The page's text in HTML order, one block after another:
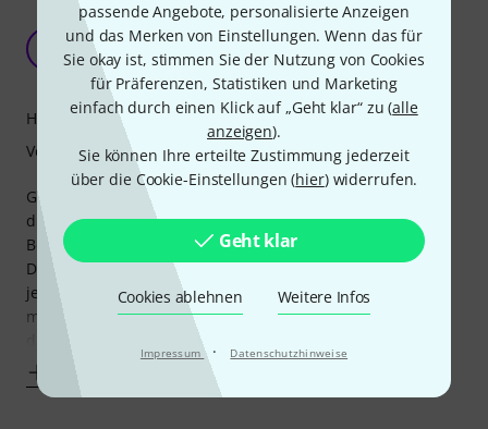
passende Angebote, personalisierte Anzeigen
und das Merken von Einstellungen. Wenn das für
Sie okay ist, stimmen Sie der Nutzung von Cookies
für Präferenzen, Statistiken und Marketing
einfach durch einen Klick auf „Geht klar“ zu (alle
anzeigen).
Sie können Ihre erteilte Zustimmung jederzeit
über die Cookie-Einstellungen (hier) widerrufen.
Geht klar
Cookies ablehnen Weitere Infos
Impressum · Datenschutzhinweise
Offiziell heißt es EK 300 S. Passt auch zum K712
Pro!!
Jim Pansen 20.10.2020
Gutes Kabel, passt auch als Ersatz zu meinen K712 Pro. Da
die genaue Artikelbezeichnung des Kabels in der
Beschreibung oben fehlt, sie lautet: EK 300 S
Die bisherigen Kabel meiner AKG-Kopfhörer haben immer
jeweils 5-6 Jahre gehalten, obwohl ich ungelogen
mindestens einmal täglich mit dem Schreibtischstuhl
drübergerollt bin.. Dieses nun macht ebenfalls einen
Handling
Verarbeitung